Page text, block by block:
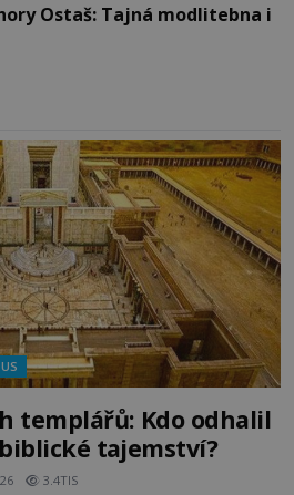
Ostaš: Tajná modlitebna i
templářů: Kdo odhalil
tajemství?
3.4TIS